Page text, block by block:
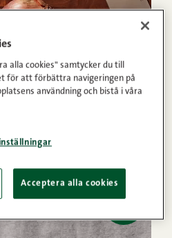
Medel
med kryddiga filébitar
SE
alla cookies" samtycker du till
för att förbättra navigeringen på
användning och bistå i våra
Acceptera alla cookies